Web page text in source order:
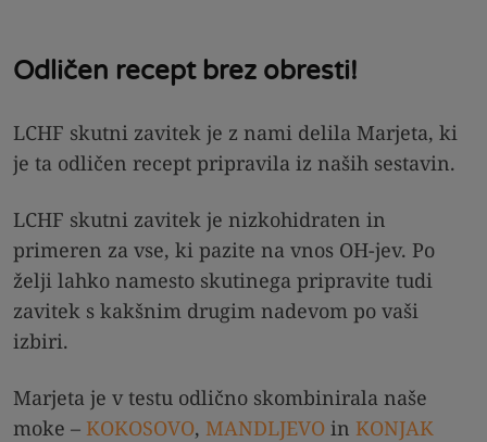
Odličen recept brez obresti!
LCHF skutni zavitek je z nami delila Marjeta, ki
je ta odličen recept pripravila iz naših sestavin.
LCHF skutni zavitek je nizkohidraten in
primeren za vse, ki pazite na vnos OH-jev. Po
želji lahko namesto skutinega pripravite tudi
zavitek s kakšnim drugim nadevom po vaši
izbiri.
Marjeta je v testu odlično skombinirala naše
moke – KOKOSOVO, MANDLJEVO in KONJAK